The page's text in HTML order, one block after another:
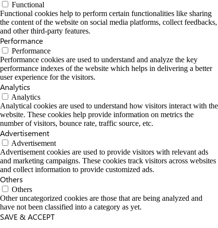
Functional
Functional cookies help to perform certain functionalities like sharing
the content of the website on social media platforms, collect feedbacks,
and other third-party features.
Performance
Performance
Performance cookies are used to understand and analyze the key
performance indexes of the website which helps in delivering a better
user experience for the visitors.
Analytics
Analytics
Analytical cookies are used to understand how visitors interact with the
website. These cookies help provide information on metrics the
number of visitors, bounce rate, traffic source, etc.
Advertisement
Advertisement
Advertisement cookies are used to provide visitors with relevant ads
and marketing campaigns. These cookies track visitors across websites
and collect information to provide customized ads.
Others
Others
Other uncategorized cookies are those that are being analyzed and
have not been classified into a category as yet.
SAVE & ACCEPT